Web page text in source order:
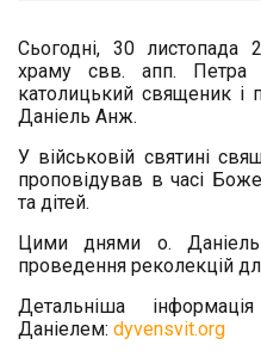
Сьогодні, 30 листопада
храму свв. апп. Петра
католицький священик і
Даніель Анж.
У військовій святині
проповідував в часі
та дітей.
Цими днями о.
проведення реколекцій
Детальніша
Даніелем: dyvensvit.org